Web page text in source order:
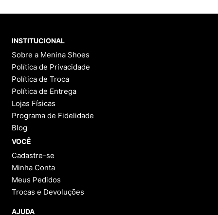
INSTITUCIONAL
Sobre a Menina Shoes
Política de Privacidade
Política de Troca
Política de Entrega
Lojas Físicas
Programa de Fidelidade
Blog
VOCÊ
Cadastre-se
Minha Conta
Meus Pedidos
Trocas e Devoluções
AJUDA